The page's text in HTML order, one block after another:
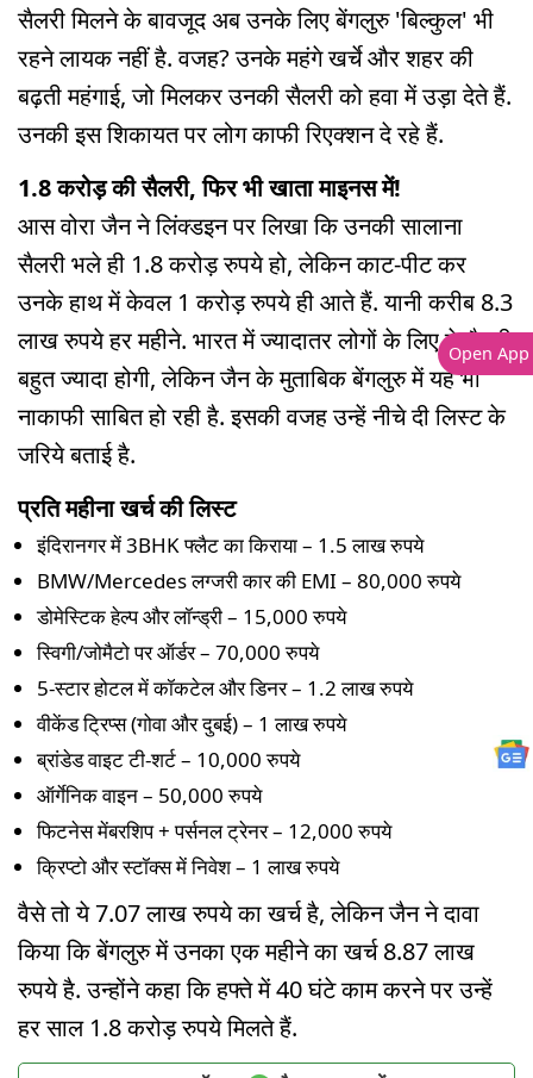
सैलरी मिलने के बावजूद अब उनके लिए बेंगलुरु 'बिल्कुल' भी
रहने लायक नहीं है. वजह? उनके महंगे खर्चे और शहर की
बढ़ती महंगाई, जो मिलकर उनकी सैलरी को हवा में उड़ा देते हैं.
उनकी इस शिकायत पर लोग काफी रिएक्शन दे रहे हैं.
1.8 करोड़ की सैलरी, फिर भी खाता माइनस में!
आस वोरा जैन ने लिंक्डइन पर लिखा कि उनकी सालाना
सैलरी भले ही 1.8 करोड़ रुपये हो, लेकिन काट-पीट कर
उनके हाथ में केवल 1 करोड़ रुपये ही आते हैं. यानी करीब 8.3
लाख रुपये हर महीने. भारत में ज्यादातर लोगों के लिए ये सैलरी
बहुत ज्यादा होगी, लेकिन जैन के मुताबिक बेंगलुरु में यह भी
नाकाफी साबित हो रही है. इसकी वजह उन्हें नीचे दी लिस्ट के
जरिये बताई है.
प्रति महीना खर्च की लिस्ट
इंदिरानगर में 3BHK फ्लैट का किराया – 1.5 लाख रुपये
BMW/Mercedes लग्जरी कार की EMI – 80,000 रुपये
डोमेस्टिक हेल्प और लॉन्ड्री – 15,000 रुपये
स्विगी/जोमैटो पर ऑर्डर – 70,000 रुपये
5-स्टार होटल में कॉकटेल और डिनर – 1.2 लाख रुपये
वीकेंड ट्रिप्स (गोवा और दुबई) – 1 लाख रुपये
ब्रांडेड वाइट टी-शर्ट – 10,000 रुपये
ऑर्गेनिक वाइन – 50,000 रुपये
फिटनेस मेंबरशिप + पर्सनल ट्रेनर – 12,000 रुपये
क्रिप्टो और स्टॉक्स में निवेश – 1 लाख रुपये
वैसे तो ये 7.07 लाख रुपये का खर्च है, लेकिन जैन ने दावा
किया कि बेंगलुरु में उनका एक महीने का खर्च 8.87 लाख
रुपये है. उन्होंने कहा कि हफ्ते में 40 घंटे काम करने पर उन्हें
हर साल 1.8 करोड़ रुपये मिलते हैं.
Open App